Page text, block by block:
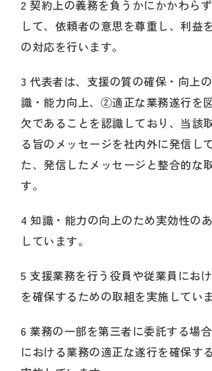
2 契約上の義務を負うかにかかわら
して、依頼者の意思を尊重し、利益
の対応を行います。
3 代表者は、支援の質の確保・向上
識・能力向上、②適正な業務遂行を
欠であることを認識しており、当該
る旨のメッセージを社内外に発信し
た、発信したメッセージと整合的な
す。
4 知識・能力の向上のため実効性の
しています。
5 支援業務を行う役員や従業員にお
を確保するための取組を実施してい
6 業務の一部を第三者に委託する場
における業務の適正な遂行を確保す